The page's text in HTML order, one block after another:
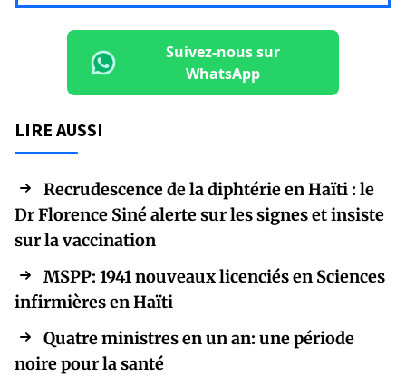
Suivez-nous sur
WhatsApp
LIRE AUSSI
Recrudescence de la diphtérie en Haïti : le
Dr Florence Siné alerte sur les signes et insiste
sur la vaccination
MSPP: 1941 nouveaux licenciés en Sciences
infirmières en Haïti
Quatre ministres en un an: une période
noire pour la santé